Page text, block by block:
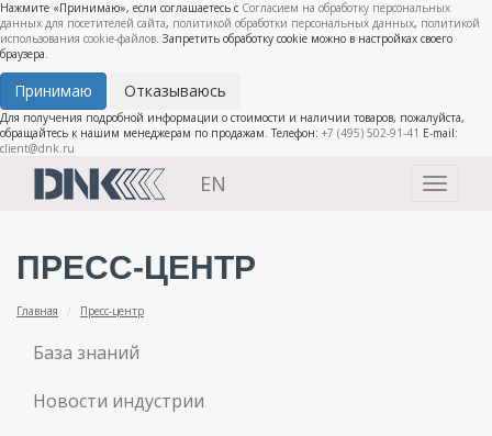
Нажмите «Принимаю», если соглашаетесь с Согласием на обработку персональных
данных для посетителей сайта, политикой обработки персональных данных, политикой
использования cookie-файлов. Запретить обработку cookie можно в настройках своего
браузера.
Принимаю Отказываюсь
Для получения подробной информации о стоимости и наличии товаров, пожалуйста,
обращайтесь к нашим менеджерам по продажам. Телефон: +7 (495) 502-91-41 E-mail:
client@dnk.ru
Toggle
EN
ПРЕСС-ЦЕНТР
Главная Пресс-центр
База знаний
Новости индустрии